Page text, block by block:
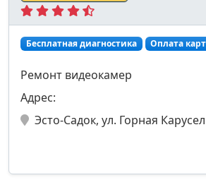
Бесплатная диагностика Оплата
Ремонт видеокамер
Адрес:
Эсто-Садок, ул. Горная